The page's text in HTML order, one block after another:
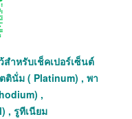
ำหรับเช็คเปอร์เซ็นต์
ตินั่ม ( Platinum) , พา
,
, รูทีเนียม